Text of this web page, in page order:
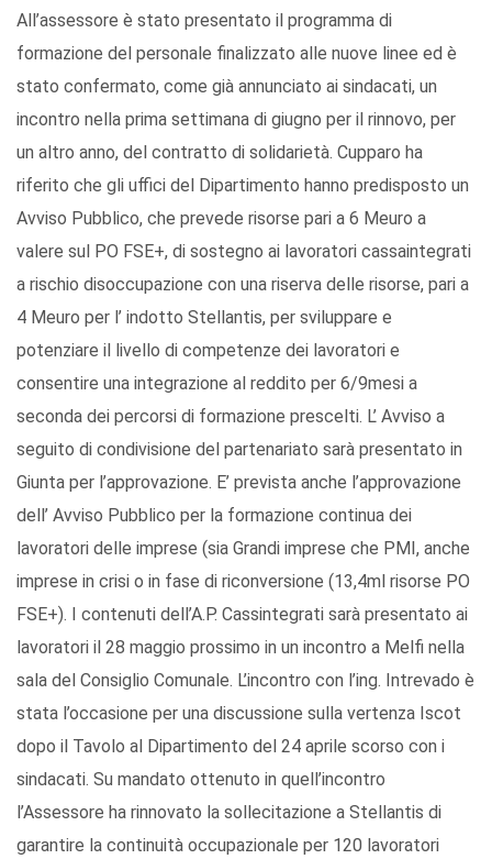
All’assessore è stato presentato il programma di
formazione del personale finalizzato alle nuove linee ed è
stato confermato, come già annunciato ai sindacati, un
incontro nella prima settimana di giugno per il rinnovo, per
un altro anno, del contratto di solidarietà. Cupparo ha
riferito che gli uffici del Dipartimento hanno predisposto un
Avviso Pubblico, che prevede risorse pari a 6 Meuro a
valere sul PO FSE+, di sostegno ai lavoratori cassaintegrati
a rischio disoccupazione con una riserva delle risorse, pari a
4 Meuro per l’ indotto Stellantis, per sviluppare e
potenziare il livello di competenze dei lavoratori e
consentire una integrazione al reddito per 6/9mesi a
seconda dei percorsi di formazione prescelti. L’ Avviso a
seguito di condivisione del partenariato sarà presentato in
Giunta per l’approvazione. E’ prevista anche l’approvazione
dell’ Avviso Pubblico per la formazione continua dei
lavoratori delle imprese (sia Grandi imprese che PMI, anche
imprese in crisi o in fase di riconversione (13,4ml risorse PO
FSE+). I contenuti dell’A.P. Cassintegrati sarà presentato ai
lavoratori il 28 maggio prossimo in un incontro a Melfi nella
sala del Consiglio Comunale. L’incontro con l’ing. Intrevado è
stata l’occasione per una discussione sulla vertenza Iscot
dopo il Tavolo al Dipartimento del 24 aprile scorso con i
sindacati. Su mandato ottenuto in quell’incontro
l’Assessore ha rinnovato la sollecitazione a Stellantis di
garantire la continuità occupazionale per 120 lavoratori